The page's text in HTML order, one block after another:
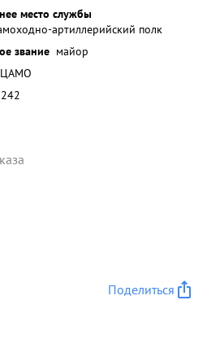
место службы
артиллерийский полк
звание майор
ЦАМО
242
Поделиться